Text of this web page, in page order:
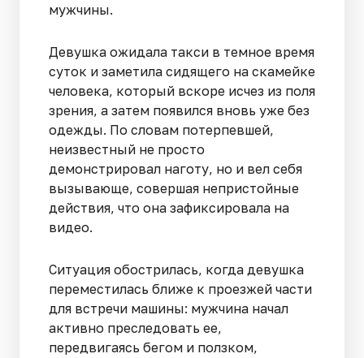
мужчины.
Девушка ожидала такси в темное время
суток и заметила сидящего на скамейке
человека, который вскоре исчез из поля
зрения, а затем появился вновь уже без
одежды. По словам потерпевшей,
неизвестный не просто
демонстрировал наготу, но и вел себя
вызывающе, совершая непристойные
действия, что она зафиксировала на
видео.
Ситуация обострилась, когда девушка
переместилась ближе к проезжей части
для встречи машины: мужчина начал
активно преследовать ее,
передвигаясь бегом и ползком,